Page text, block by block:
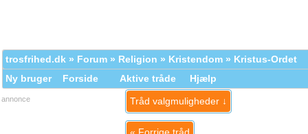
trosfrihed.dk » Forum » Religion » Kristendom » Kristus-Ordet
Ny bruger
Forside Aktive tråde Hjælp
annonce Tråd valgmuligheder ↓